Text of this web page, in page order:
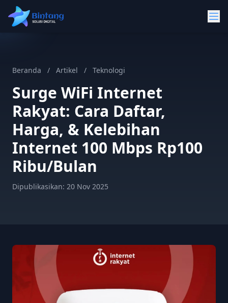
Beranda / Artikel / Teknologi
Surge WiFi Internet
Rakyat: Cara Daftar,
Harga, & Kelebihan
Internet 100 Mbps Rp100
Ribu/Bulan
Dipublikasikan: 20 Nov 2025